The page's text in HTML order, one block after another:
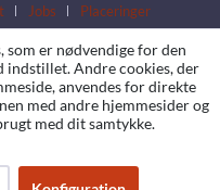
Jobs Placeringer
som er nødvendige for den
indstillet. Andre cookies, der
anvendes for direkte
med andre hjemmesider og
med dit samtykke.